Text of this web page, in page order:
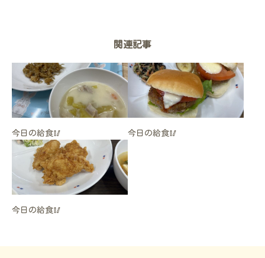
関連記事
今日の給食🥢 今日の給食🥢
今日の給食🥢